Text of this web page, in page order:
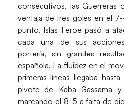
consecutivos, las Guerreras
ventaja de tres goles en el 7-
punto, Islas Feroe pasó a
cada una de sus
portería, sin grandes
española. La fluidez en el
primeras líneas llegaba
pivote de Kaba Gassama
marcando el 8-5 a falta de